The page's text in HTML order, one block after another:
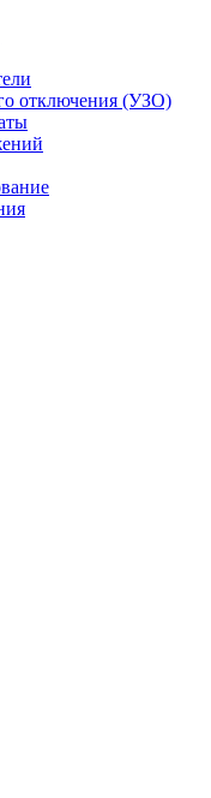
отключения (УЗО)